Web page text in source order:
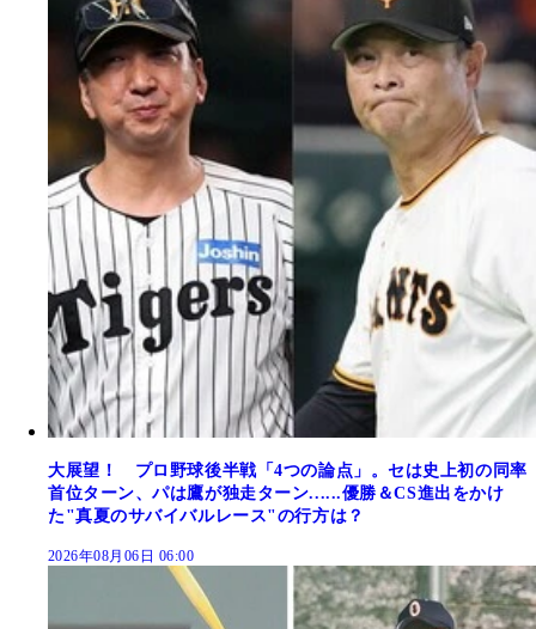
大展望！ プロ野球後半戦「4つの論点」。セは史上初の同率
首位ターン、パは鷹が独走ターン......優勝＆CS進出をかけ
た"真夏のサバイバルレース"の行方は？
2026年08月06日 06:00